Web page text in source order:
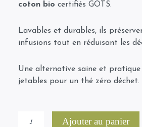
6,90 €.4,90 €.
coton bio certifiés GOTS.
Lavables et durables, ils
infusions tout en réduisant les
Une alternative saine et pratique
jetables pour un thé zéro déchet.
Ajouter au panier